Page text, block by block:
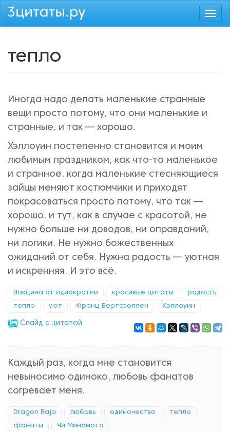
Перейти
тепло
Иногда надо делать маленькие странные
вещи просто потому, что они маленькие и
странные, и так — хорошо.
Хэллоуин постепенно становится и моим
любимым праздником, как что-то маленькое
и странное, когда маленькие стесняющиеся
зайцы меняют костюмчики и приходят
покрасоваться просто потому, что так —
хорошо, и тут, как в случае с красотой, не
нужно больше ни доводов, ни оправданий,
ни логики. Не нужно божественных
ожиданий от себя. Нужна радость — уютная
и искренняя. И это всё.
Вакцина от идиократии красивые цитаты радость
тепло уют Франц Вертфоллен Хэллоуин
Cлайд с цитатой
Каждый раз, когда мне становится
невыносимо одиноко, любовь фанатов
согревает меня.
Dragon Raja любовь одиночество тепло
фанаты Чи Минамото